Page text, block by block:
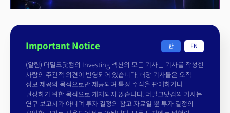
Important Notice 한 EN
(알림) 더밀크닷컴의 Investing 섹션의 모든 기사는 기사를 작성한
사람의 주관적 의견이 반영되어 있습니다. 해당 기사들은 오직
정보 제공의 목적으로만 제공되며 특정 주식을 판매하거나
권장하기 위한 목적으로 게재되지 않습니다. 더밀크닷컴의 기사는
연구 보고서가 아니며 투자 결정의 참고 자료일 뿐 투자 결정의